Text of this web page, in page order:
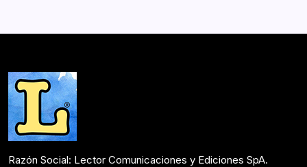
Razón Social: Lector Comunicaciones y Ediciones SpA.